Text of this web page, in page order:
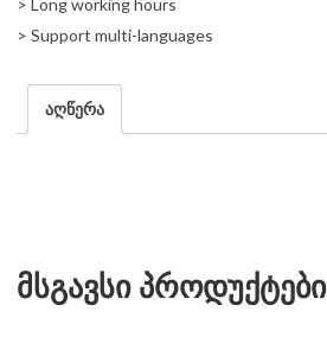
> Long working hours
> Support multi-languages
აღწერა
მსგავსი პროდუქტები